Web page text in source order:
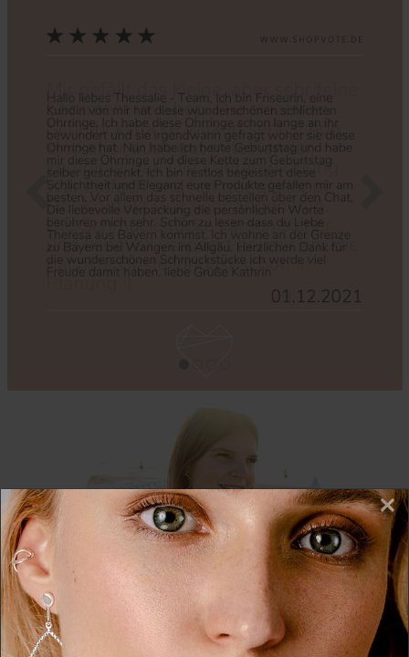
Zurück
Wir nutzen Cookies auf unserer Website. Einige von
×